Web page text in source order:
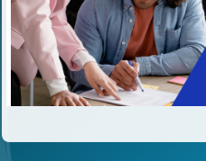
C'è un modo di contribuire alle
delle vittime della strada e per